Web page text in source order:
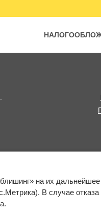
на их
В случае отказа